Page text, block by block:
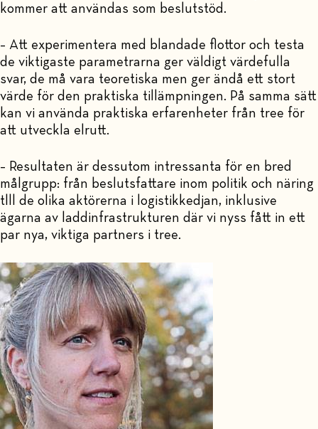
kommer att användas som beslutstöd.
– Att experimentera med blandade flottor och testa
de viktigaste parametrarna ger väldigt värdefulla
svar, de må vara teoretiska men ger ändå ett stort
värde för den praktiska tillämpningen. På samma sätt
kan vi använda praktiska erfarenheter från tree för
att utveckla elrutt.
– Resultaten är dessutom intressanta för en bred
målgrupp: från beslutsfattare inom politik och näring
tlll de olika aktörerna i logistikkedjan, inklusive
ägarna av laddinfrastrukturen där vi nyss fått in ett
par nya, viktiga partners i tree.